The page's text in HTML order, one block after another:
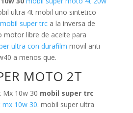
ultra 4t mobil uno sintetico
mobil super trca la inversa de
motor libre de aceite para
ultra con durafilm movil anti
a menos que.
MOTO 2T
Mx 10w 30 mobil super trc
10w 30. mobil super ultra